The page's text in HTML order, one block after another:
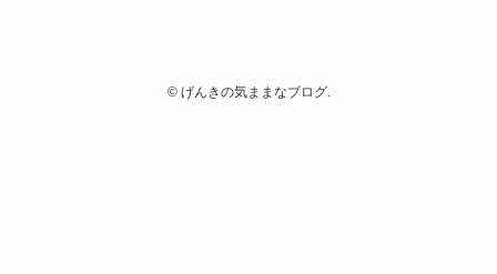
©げんきの気ままなブログ.